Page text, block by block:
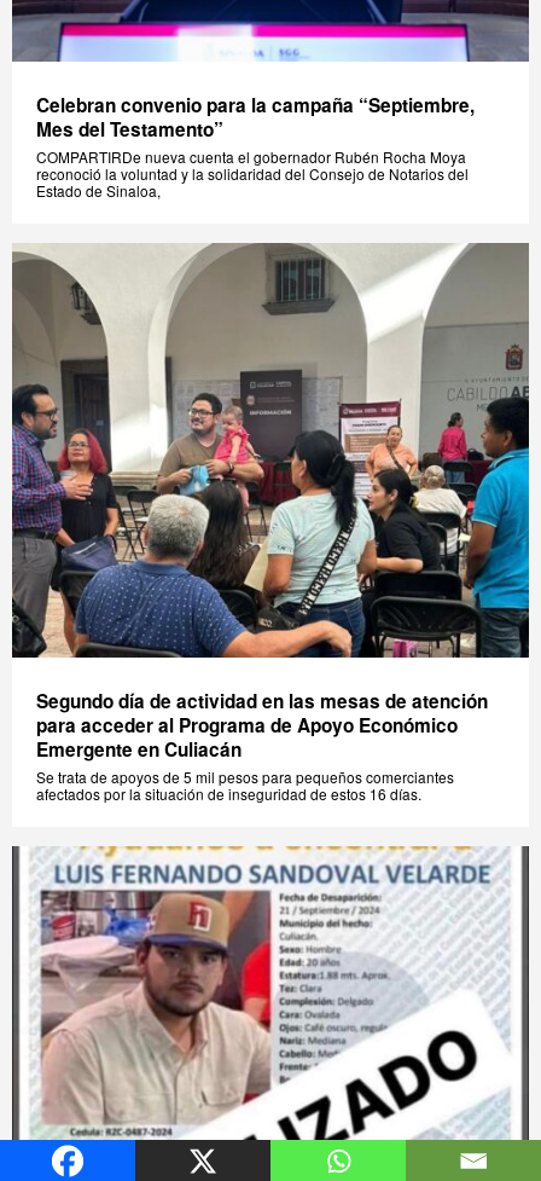
Celebran convenio para la campaña “Septiembre,
Mes del Testamento”
COMPARTIRDe nueva cuenta el gobernador Rubén Rocha Moya
reconoció la voluntad y la solidaridad del Consejo de Notarios del
Estado de Sinaloa,
Segundo día de actividad en las mesas de atención
para acceder al Programa de Apoyo Económico
Emergente en Culiacán
Se trata de apoyos de 5 mil pesos para pequeños comerciantes
afectados por la situación de inseguridad de estos 16 días.